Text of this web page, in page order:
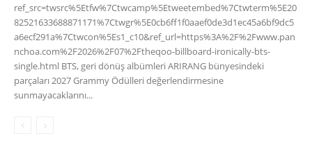
ref_src=twsrc%5Etfw%7Ctwcamp%5Etweetembed%7Ctwterm%5E20
82521633688871171%7Ctwgr%5E0cb6ff1f0aaef0de3d1ec45a6bf9dc5
a6ecf291a%7Ctwcon%5Es1_c10&ref_url=https%3A%2F%2Fwww.pan
nchoa.com%2F2026%2F07%2Ftheqoo-billboard-ironically-bts-
single.html BTS, geri dönüş albümleri ARIRANG bünyesindeki
parçaları 2027 Grammy Ödülleri değerlendirmesine
sunmayacaklarını...